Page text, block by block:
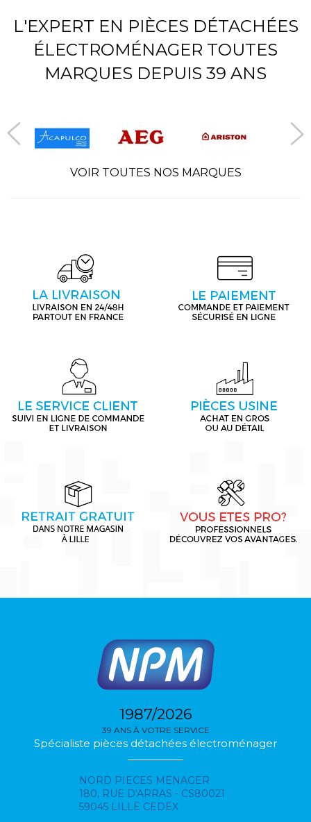
L'EXPERT EN PIÈCES DÉTACHÉES
ÉLECTROMÉNAGER TOUTES
MARQUES DEPUIS 39 ANS
VOIR TOUTES NOS MARQUES
1987/2026
39 ANS À VOTRE SERVICE
Spécialiste pièces détachées électroménager
NORD PIECES MENAGER
180, RUE D'ARRAS - CS80021
59045 LILLE CEDEX